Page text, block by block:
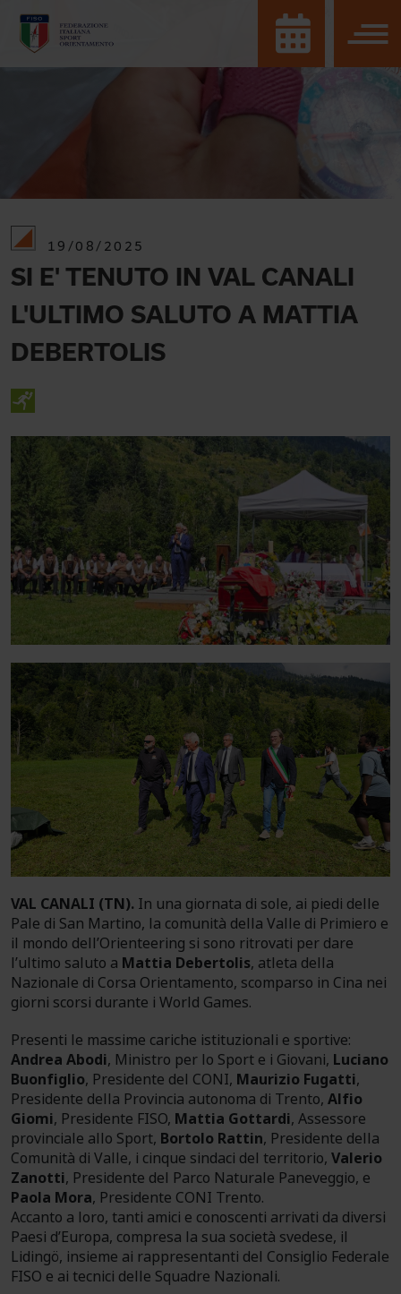
19/08/2025
SI E' TENUTO IN VAL CANALI
L'ULTIMO SALUTO A MATTIA
DEBERTOLIS
VAL CANALI (TN). In una giornata di sole, ai piedi delle
Pale di San Martino, la comunità della Valle di Primiero e
il mondo dell’Orienteering si sono ritrovati per dare
l’ultimo saluto a Mattia Debertolis, atleta della
Nazionale di Corsa Orientamento, scomparso in Cina nei
giorni scorsi durante i World Games.
Presenti le massime cariche istituzionali e sportive:
Andrea Abodi, Ministro per lo Sport e i Giovani, Luciano
Buonfiglio, Presidente del CONI, Maurizio Fugatti,
Presidente della Provincia autonoma di Trento, Alfio
Giomi, Presidente FISO, Mattia Gottardi, Assessore
provinciale allo Sport, Bortolo Rattin, Presidente della
Comunità di Valle, i cinque sindaci del territorio, Valerio
Zanotti, Presidente del Parco Naturale Paneveggio, e
Paola Mora, Presidente CONI Trento.
Accanto a loro, tanti amici e conoscenti arrivati da diversi
Paesi d’Europa, compresa la sua società svedese, il
Lidingö, insieme ai rappresentanti del Consiglio Federale
FISO e ai tecnici delle Squadre Nazionali.